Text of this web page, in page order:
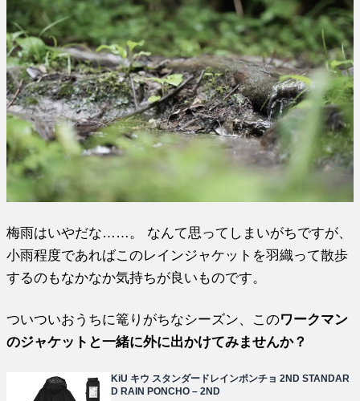
梅雨はいやだな……。 なんて思ってしまいがちですが、
小雨程度であればこのレインジャケットを羽織って散歩
するのもなかなか気持ちが良いものです。
ついついおうちに篭りがちなシーズン、このワークマン
のジャケットと一緒に外に出かけてみませんか？
KiU キウ スタンダードレインポンチョ 2ND STANDAR
D RAIN PONCHO – 2ND